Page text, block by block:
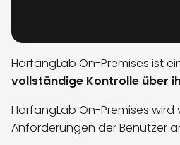
HarfangLab On-Premises ist
vollständige Kontrolle über
HarfangLab On-Premises
Anforderungen der Benutzer